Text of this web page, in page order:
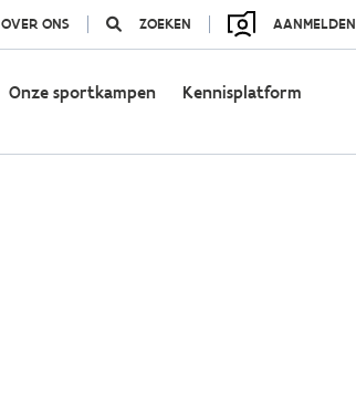
OVER ONS ZOEKEN AANMELDEN
Onze sportkampen Kennisplatform